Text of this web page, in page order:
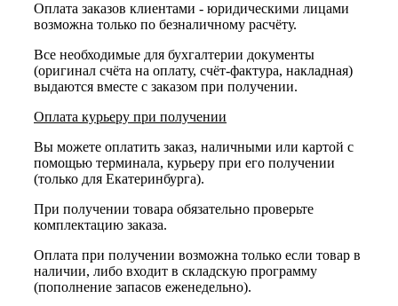
Оплата заказов клиентами - юридическими лицами
возможна только по безналичному расчёту.
Все необходимые для бухгалтерии документы
(оригинал счёта на оплату, счёт-фактура, накладная)
выдаются вместе с заказом при получении.
Оплата курьеру при получении
Вы можете оплатить заказ, наличными или картой с
помощью терминала, курьеру при его получении
(только для Екатеринбурга).
При получении товара обязательно проверьте
комплектацию заказа.
Оплата при получении возможна только если товар в
наличии, либо входит в складскую программу
(пополнение запасов еженедельно).